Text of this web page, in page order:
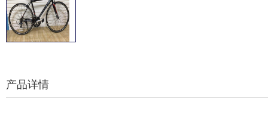
产品详情